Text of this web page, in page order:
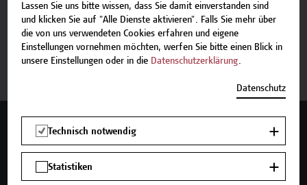
Termine und Anmeldung
Zurück zum Micro-Credential
Mehr Infos gewünscht?
Lassen Sie uns bitte wissen, dass Sie damit einverstanden sind
und klicken Sie auf "Alle Dienste aktivieren". Falls Sie mehr über
die von uns verwendeten Cookies erfahren und eigene
Einstellungen vornehmen möchten, werfen Sie bitte einen Blick in
unsere Einstellungen oder in die Datenschutzerklärung.
Datenschutz
Technisch notwendig
Statistiken